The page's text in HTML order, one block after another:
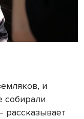
и
собирали
рассказывает